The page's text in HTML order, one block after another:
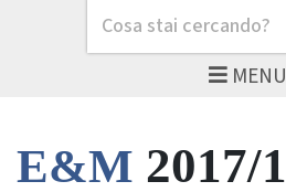
MENU
Cerca
E&M 2017/1